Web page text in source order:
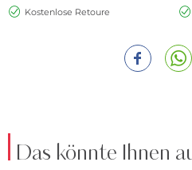
Kostenlose Retoure
Das könnte Ihnen